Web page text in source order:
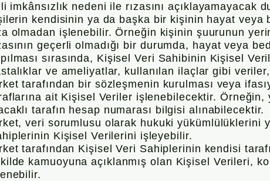
imkânsızlık nedeni ile rızasını açıklayamayacak
kendisinin ya da başka bir kişinin hayat veya
olmadan işlenebilir. Örneğin kişinin şuurunun
geçerli olmadığı bir durumda, hayat veya
sırasında, Kişisel Veri Sahibinin Kişisel
ve ameliyatlar, kullanılan ilaçlar gibi
tarafından bir sözleşmenin kurulması veya
ait Kişisel Veriler işlenebilecektir. Örneğin,
tarafın hesap numarası bilgisi alınabilecektir.
veri sorumlusu olarak hukuki yükümlülüklerini
Kişisel Verilerini işleyebilir.
tarafından Kişisel Veri Sahiplerinin kendisi
kamuoyuna açıklanmış olan Kişisel Verileri,